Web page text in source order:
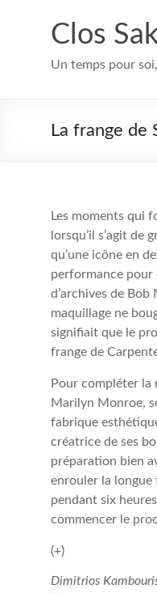
Clos
Un temps pour
La frange de
Les moments qui
lorsqu’il s’agit de
qu’une icône en
performance pour
d’archives de Bob
maquillage ne
signifiait que le
frange de
Pour compléter la
Marilyn Monroe,
fabrique
créatrice de ses
préparation bien
enrouler la longue
pendant six
commencer le
(+)
Dimitrios